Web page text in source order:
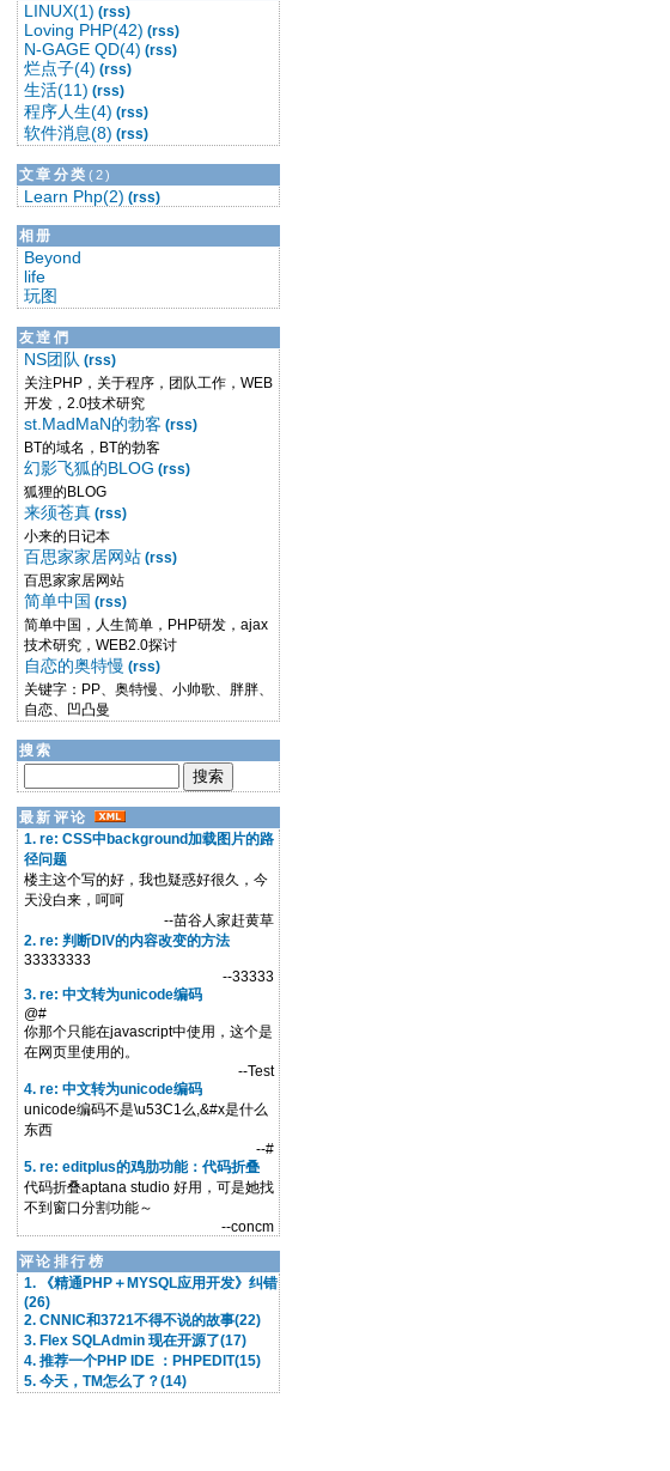
LINUX(1) (rss)
Loving PHP(42) (rss)
N-GAGE QD(4) (rss)
烂点子(4) (rss)
生活(11) (rss)
程序人生(4) (rss)
软件消息(8) (rss)
文章分类 (2)
Learn Php(2) (rss)
相册
Beyond
life
玩图
友逹們
NS团队 (rss)
关注PHP，关于程序，团队工作，WEB
开发，2.0技术研究
st.MadMaN的勃客 (rss)
BT的域名，BT的勃客
幻影飞狐的BLOG (rss)
狐狸的BLOG
来须苍真 (rss)
小来的日记本
百思家家居网站 (rss)
百思家家居网站
简单中国 (rss)
简单中国，人生简单，PHP研发，ajax
技术研究，WEB2.0探讨
自恋的奥特慢 (rss)
关键字：PP、奥特慢、小帅歌、胖胖、
自恋、凹凸曼
搜索
最新评论
1. re: CSS中background加载图片的路
径问题
楼主这个写的好，我也疑惑好很久，今
天没白来，呵呵
--苗谷人家赶黄草
2. re: 判断DIV的内容改变的方法
33333333
--33333
3. re: 中文转为unicode编码
@#
你那个只能在javascript中使用，这个是
在网页里使用的。
--Test
4. re: 中文转为unicode编码
unicode编码不是\u53C1么,&#x是什么
东西
--#
5. re: editplus的鸡肋功能：代码折叠
代码折叠aptana studio 好用，可是她找
不到窗口分割功能～
--concm
评论排行榜
1. 《精通PHP＋MYSQL应用开发》纠错
(26)
2. CNNIC和3721不得不说的故事(22)
3. Flex SQLAdmin 现在开源了(17)
4. 推荐一个PHP IDE ：PHPEDIT(15)
5. 今天，TM怎么了？(14)